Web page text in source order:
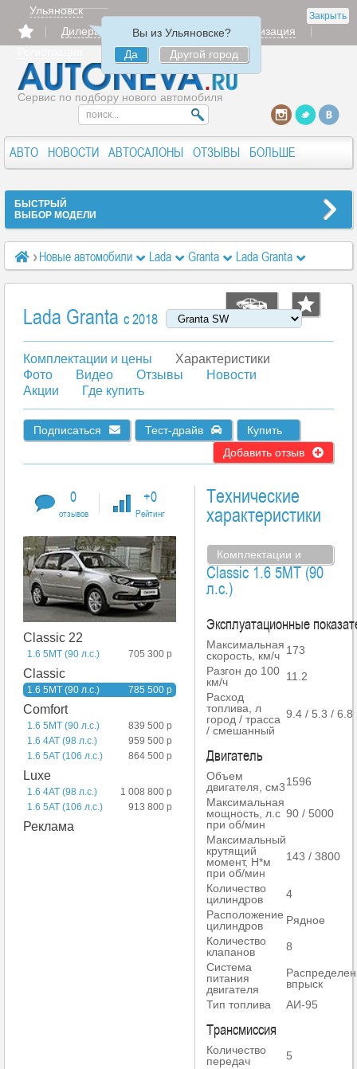
Закрыть
Ульяновск
Вы из Ульяновске?
Да
Другой город
Дилерам Продать
Авторизация
Сервис по подбору нового автомобиля
АВТО НОВОСТИ АВТОСАЛОНЫ ОТЗЫВЫ БОЛЬШЕ
БЫСТРЫЙ
ВЫБОР МОДЕЛИ
Новые автомобили Lada Granta
Lada Granta
Характеристики Classic 1.6 5MT (90 л.с.)
Lada Granta c 2018
Комплектации и цены
Характеристики
Фото
Видео Отзывы
Новости
Акции
Где купить
Подписаться Тест-драйв
Купить
Добавить отзыв
0
отзывов
+0
Рейтинг
Classic 22
705 300 р
1.6 5MT (90 л.с.)
Classic
785 500 р
1.6 5MT (90 л.с.)
Comfort
839 500 р
1.6 5MT (90 л.с.)
959 500 р
1.6 4AT (98 л.с.)
864 500 р
1.6 5AT (106 л.с.)
Luxe
1 008 800 р
1.6 4AT (98 л.с.)
913 800 р
1.6 5AT (106 л.с.)
Реклама
Технические
характеристики
Комплектации и
цены
Classic 1.6 5MT (90
л.с.)
Эксплуатационные
Максимальная
скорость, км/ч 173
Разгон до 100
км/ч
11.2
Расход
топлива, л
город / трасса
/ смешанный
9.4 / 5.3 / 6.8
Двигатель
Объем
двигателя, см31596
Максимальная
мощность, л.с
при об/мин
90 / 5000
Максимальный
крутящий
момент, Н*м
при об/мин
143 / 3800
Количество
цилиндров
4
Расположение
цилиндров
Рядное
Количество
клапанов
8
Система
питания
двигателя
впрыск
Тип топлива
АИ-95
Трансмиссия
Количество
передач
5